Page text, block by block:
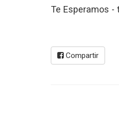
Te Esperamos -
Compartir